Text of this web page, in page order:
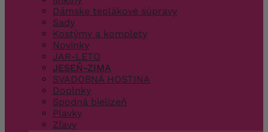
Dámske teplákové súpravy
Sady
Kostýmy a komplety
Novinky
JAR-LETO
JESEŇ-ZIMA
SVADOBNÁ HOSTINA
Doplnky
Spodná bielizeň
Plavky
Zľavy